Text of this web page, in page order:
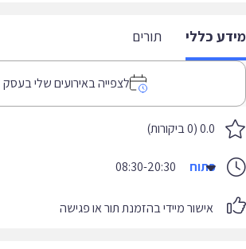
כללי תורים
לצפייה באירועים שלי בעסק זה
0.0 (0 ביקורות)
פתוח 08:30-20:30
אישור מיידי בהזמנת תור או פגישה